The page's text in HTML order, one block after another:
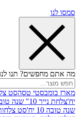
תנו לנו לעזור לכם
טסה
יח'
צלחת נייר 8" שנה
סט צלחות שנה טובה לבן זהב